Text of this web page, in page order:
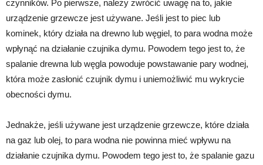
czynników. Po pierwsze, należy zwrócić uwagę na to, jakie
urządzenie grzewcze jest używane. Jeśli jest to piec lub
kominek, który działa na drewno lub węgiel, to para wodna może
wpłynąć na działanie czujnika dymu. Powodem tego jest to, że
spalanie drewna lub węgla powoduje powstawanie pary wodnej,
która może zasłonić czujnik dymu i uniemożliwić mu wykrycie
obecności dymu.
Jednakże, jeśli używane jest urządzenie grzewcze, które działa
na gaz lub olej, to para wodna nie powinna mieć wpływu na
działanie czujnika dymu. Powodem tego jest to, że spalanie gazu